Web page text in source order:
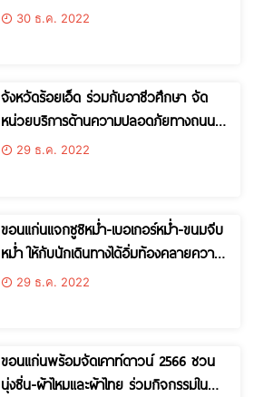
ผู้สูงอายุระดับชาติ”
30 ธ.ค. 2022
จังหวัดร้อยเอ็ด ร่วมกับอาชีวศึกษา จัด
หน่วยบริการด้านความปลอดภัยทางถนน
ตรวจ ซ่อม ฟรี ช่วงเทศกาลปีใหม่
29 ธ.ค. 2022
ขอนแก่นแจกซูชิหม่ำ-เบอเกอร์หม่ำ-ขนมจีบ
หม่ำ ให้กับนักเดินทางได้อิ่มท้องคลายความ
เหนื่อยล้าจากการขับขี่ ขณะที่สภาพการ
29 ธ.ค. 2022
ขอนแก่นพร้อมจัดเคาท์ดาวน์ 2566 ชวน
นุ่งซิ่น-ผ้าไหมและผ้าไทย ร่วมกิจกรรมใน